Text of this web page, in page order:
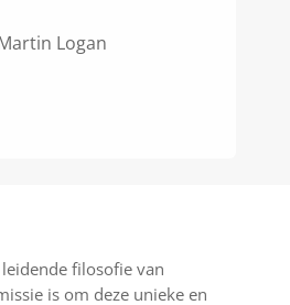
filosofie van
is om deze unieke en